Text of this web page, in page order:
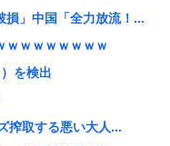
損」中国「全力放流！...
ｗｗｗｗｗｗｗｗ
を検出
搾取する悪い大人...